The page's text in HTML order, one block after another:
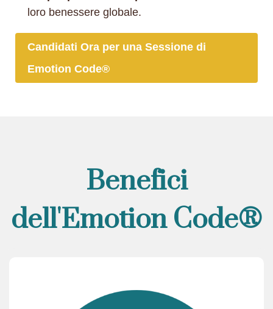
loro benessere globale.
Candidati Ora per una Sessione di
Emotion Code®
Benefici
dell'Emotion Code®